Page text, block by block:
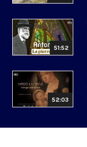
51:52
52:03